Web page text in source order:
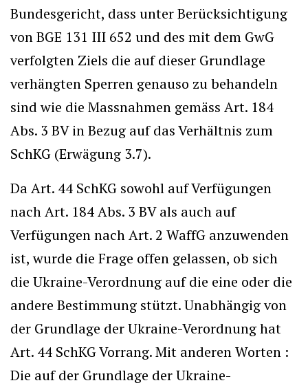
Bundesgericht, dass unter Berücksichtigung
von BGE 131 III 652 und des mit dem GwG
verfolgten Ziels die auf dieser Grundlage
verhängten Sperren genauso zu behandeln
sind wie die Massnahmen gemäss Art. 184
Abs. 3 BV in Bezug auf das Verhältnis zum
SchKG (Erwägung 3.7).
Da Art. 44 SchKG sowohl auf Verfügungen
nach Art. 184 Abs. 3 BV als auch auf
Verfügungen nach Art. 2 WaffG anzuwenden
ist, wurde die Frage offen gelassen, ob sich
die Ukraine-Verordnung auf die eine oder die
andere Bestimmung stützt. Unabhängig von
der Grundlage der Ukraine-Verordnung hat
Art. 44 SchKG Vorrang. Mit anderen Worten :
Die auf der Grundlage der Ukraine-